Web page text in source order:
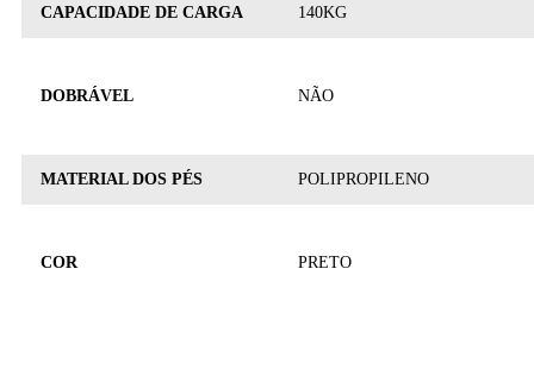
CAPACIDADE DE CARGA 140KG
DOBRÁVEL NÃO
MATERIAL DOS PÉS POLIPROPILENO
COR PRETO